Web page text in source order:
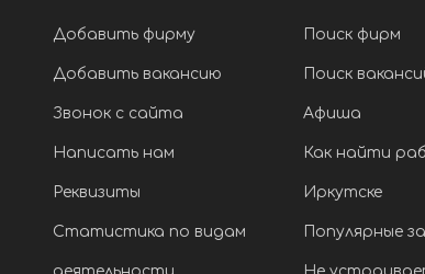
Добавить фирму
Добавить вакансию
Звонок с сайта
Написать нам
Реквизиты
Статистика по видам
Поиск фирм
Поиск
Афиша
Как найти
Иркутске
Популярные